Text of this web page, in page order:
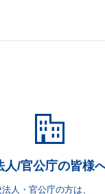
人/官公庁の皆様
人・官公庁の方は、